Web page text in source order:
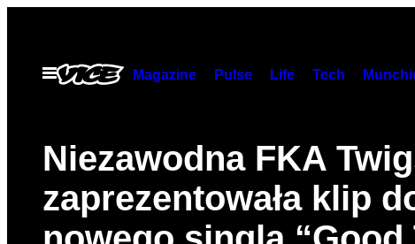
contentOpen
Menu
Magazine Pulse Life Tech
Niezawodna FKA
zaprezentowała klip